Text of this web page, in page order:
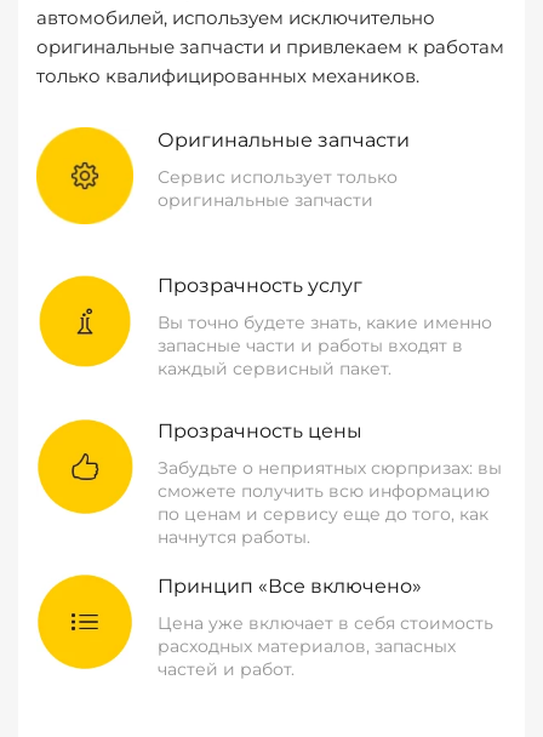
автомобилей, используем исключительно
оригинальные запчасти и привлекаем к работам
только квалифицированных механиков.
Оригинальные запчасти
Сервис использует только
оригинальные запчасти
Прозрачность услуг
Вы точно будете знать, какие именно
запасные части и работы входят в
каждый сервисный пакет.
Прозрачность цены
Забудьте о неприятных сюрпризах: вы
сможете получить всю информацию
по ценам и сервису еще до того, как
начнутся работы.
Принцип «Все включено»
Цена уже включает в себя стоимость
расходных материалов, запасных
частей и работ.